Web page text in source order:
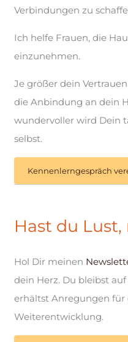
Verbindungen zu
Ich helfe Frauen, die
einzunehmen.
Je größer dein
die Anbindung an dein
wundervoller wird Dein
selbst.
Kennenlerngespräch
Hast du
Hol Dir meinen
dein Herz. Du bleibst
erhältst Anregungen für
Weiterentwicklung.